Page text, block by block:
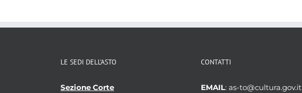
LE SEDI DELL’ASTO
Sezione Corte
CONTATTI
EMAIL: as-to@cultura.gov.it